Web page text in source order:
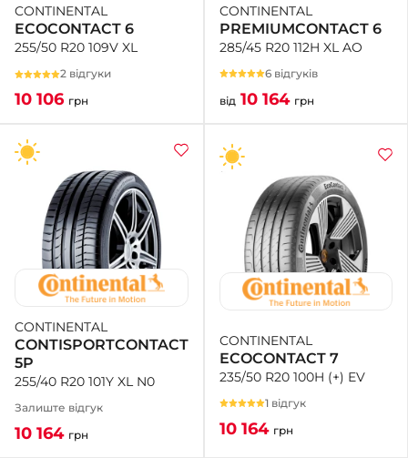
CONTINENTAL
ECOCONTACT 6
255/50 R20 109V XL
2 відгуки
10 106 грн
CONTINENTAL
PREMIUMCONTACT 6
285/45 R20 112H XL AO
6 відгуків
від 10 164 грн
CONTINENTAL
CONTISPORTCONTACT
5P
255/40 R20 101Y XL N0
Залиште відгук
10 164 грн
CONTINENTAL
ECOCONTACT 7
235/50 R20 100H (+) EV
1 відгук
10 164 грн